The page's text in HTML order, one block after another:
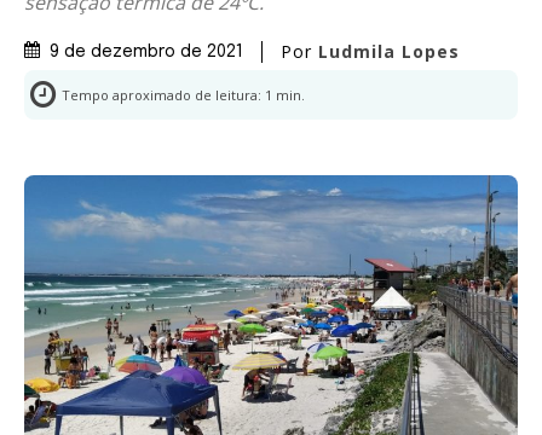
9 de dezembro de 2021 Por Ludmila Lopes
Tempo aproximado de leitura: 1 min.